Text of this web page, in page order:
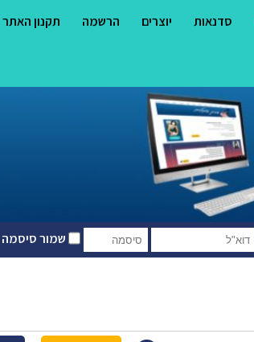
סדנאות יוצרים הרשמה תקנון האתר
שמור סיסמה